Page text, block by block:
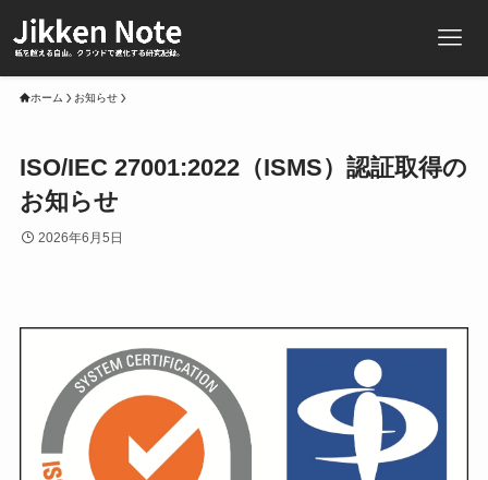
ホーム お知らせ
ISO/IEC 27001:2022（ISMS）認証取得の
お知らせ
2026年6月5日